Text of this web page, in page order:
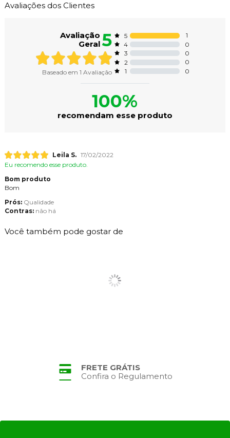
Avaliações dos Clientes
Avaliação
Geral5
Baseado em 1 Avaliação
5
1
4
0
3
0
2
0
1
0
100%
recomendam esse produto
Leila S. 17/02/2022
Eu recomendo esse produto.
Bom produto
Bom
Prós: Qualidade
Contras: não h
Você também pode gostar de
FRETE GRÁTIS
Confira o Regulamento